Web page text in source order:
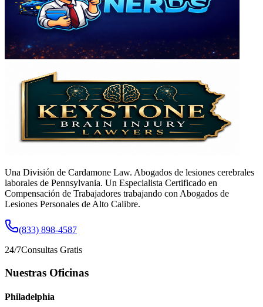
Una División de Cardamone Law. Abogados de lesiones cerebrales
laborales de Pennsylvania. Un Especialista Certificado en
Compensación de Trabajadores trabajando con Abogados de
Lesiones Personales de Alto Calibre.
(833) 898-4587
24/7Consultas Gratis
Nuestras Oficinas
Philadelphia